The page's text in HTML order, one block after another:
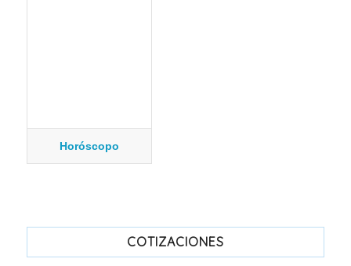
Horóscopo
COTIZACIONES